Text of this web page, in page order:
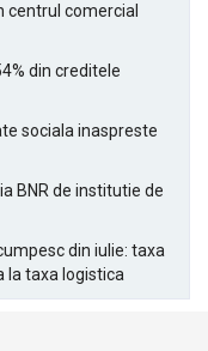
centrul comercial
din creditele
sociala inaspreste
BNR de institutie de
din iulie: taxa
la taxa logistica